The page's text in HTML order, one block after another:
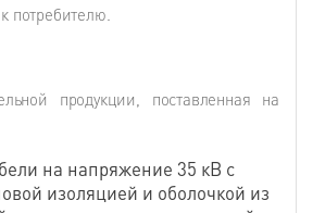
потребителю.
продукции, поставленная на
на напряжение 35 кВ с
изоляцией и оболочкой из